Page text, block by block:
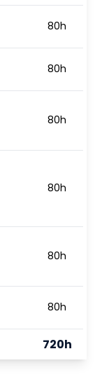
80h
80h
80h
80h
80h
80h
720h